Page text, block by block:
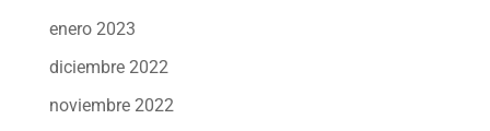
enero 2023
diciembre 2022
noviembre 2022